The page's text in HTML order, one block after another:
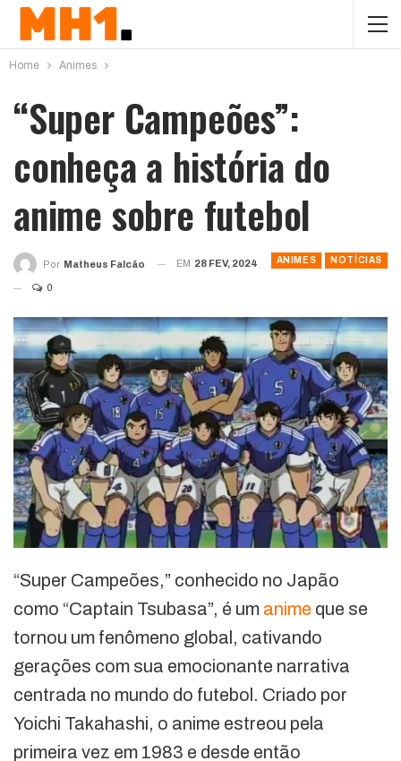
Home Animes
“Super Campeões”:
conheça a história do
anime sobre futebol
ANIMES NOTÍCIAS
Por Matheus Falcão EM 28 FEV, 2024
0
“Super Campeões,” conhecido no Japão
como “Captain Tsubasa”, é um anime que se
tornou um fenômeno global, cativando
gerações com sua emocionante narrativa
centrada no mundo do futebol. Criado por
Yoichi Takahashi, o anime estreou pela
primeira vez em 1983 e desde então